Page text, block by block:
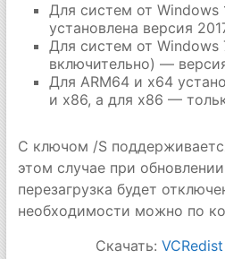
Для систем от Windows
установлена версия
Для систем от Windows
включительно) —
Для ARM64 и x64
и x86, а для x86 —
С ключом /S
этом случае при
перезагрузка будет
необходимости можно по
Скачать: VCRedist